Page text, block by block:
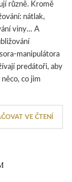
různě. Kromě
nátlak,
viny… A
manipulátora
predátoři, aby
co jim
VE ČTENÍ